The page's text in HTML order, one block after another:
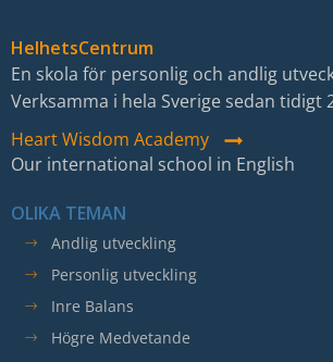
HelhetsCentrum
En skola för personlig och andlig
Verksamma i hela Sverige sedan tidigt
Heart Wisdom Academy
Our international school in English
OLIKA TEMAN
Andlig utveckling
Personlig utveckling
Inre Balans
Högre Medvetande